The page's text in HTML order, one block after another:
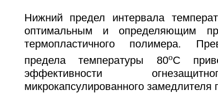
Нижний предел интервала
оптимальным и определяющим
термопластичного полимера.
предела температуры 80oC
эффективности
микрокапсулированного замедлителя